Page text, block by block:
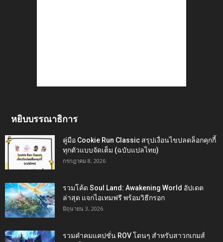
หยิบบรรณาธิการ
คู่มือ Cookie Run Classic สรุปเงื่อนไขปลดล็อกคุกกี้
ทุกตัวแบบจัดเต็ม (ฉบับแปลไทย)
กรกฎาคม 8, 2026
รวมโค้ด Soul Land: Awakening World อัปเดต
ล่าสุด แจกไอเทมฟรี พร้อมวิธีกรอก
มิถุนายน 3, 2026
รวมคำคมแคปชั่น ROV โดนๆ สำหรับสาวกเกมส์